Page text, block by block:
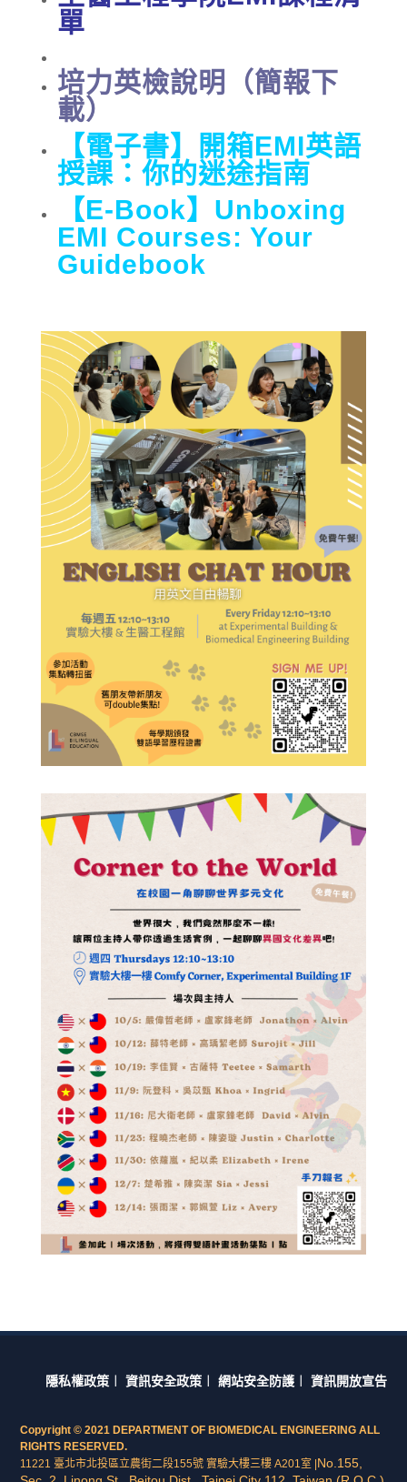
單
培力英檢說明（簡報下
載）
【電子書】開箱EMI英語
授課：你的迷途指南
【E-Book】Unboxing
EMI Courses: Your
Guidebook
隱私權政策︱ 資訊安全政策︱ 網站安全防護︱ 資訊開放宣告
Copyright © 2021 DEPARTMENT OF BIOMEDICAL ENGINEERING ALL
RIGHTS RESERVED.
11221 臺北市北投區立農街二段155號 實驗大樓三樓 A201室 |No.155,